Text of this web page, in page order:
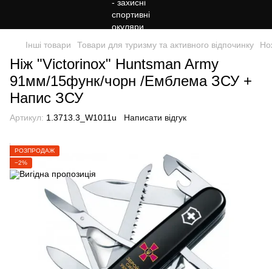
Інші товари Товари для туризму та активного відпочинку
Ніж "Victorinox" Huntsman Army
91мм/15функ/чорн /Емблема ЗСУ +
Напис ЗСУ
Артикул: 1.3713.3_W1011u Написати відгук
РОЗПРОДАЖ
−2%